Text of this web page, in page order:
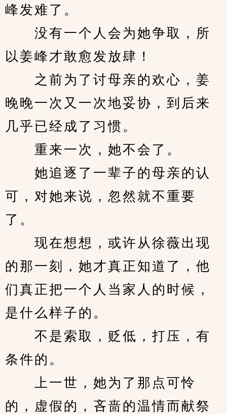
峰发难了。
没有一个人会为她争取，所
以姜峰才敢愈发放肆！
之前为了讨母亲的欢心，姜
晚晚一次又一次地妥协，到后来
几乎已经成了习惯。
重来一次，她不会了。
她追逐了一辈子的母亲的认
可，对她来说，忽然就不重要
了。
现在想想，或许从徐薇出现
的那一刻，她才真正知道了，他
们真正把一个人当家人的时候，
是什么样子的。
不是索取，贬低，打压，有
条件的。
上一世，她为了那点可怜
的，虚假的，吝啬的温情而献祭